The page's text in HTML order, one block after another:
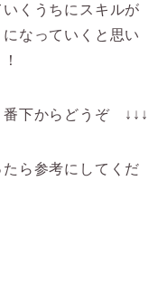
くうちにスキルが
なっていくと思い
番下からどうぞ ↓↓↓
ら参考にしてくだ